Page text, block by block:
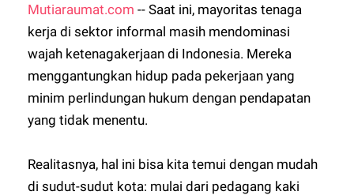
Mutiaraumat.com -- Saat ini, mayoritas tenaga
kerja di sektor informal masih mendominasi
wajah ketenagakerjaan di Indonesia. Mereka
menggantungkan hidup pada pekerjaan yang
minim perlindungan hukum dengan pendapatan
yang tidak menentu.
Realitasnya, hal ini bisa kita temui dengan mudah
di sudut-sudut kota: mulai dari pedagang kaki